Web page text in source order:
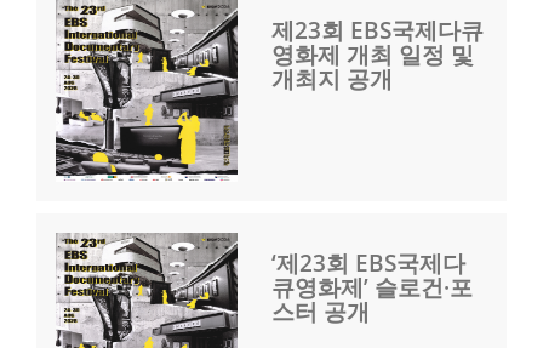
제23회 EBS국제다큐
영화제 개최 일정 및
개최지 공개
‘제23회 EBS국제다
큐영화제’ 슬로건·포
스터 공개